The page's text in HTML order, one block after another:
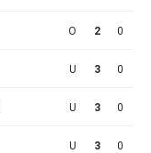
O 2 0
U 3 0
U 3 0
U 3 0